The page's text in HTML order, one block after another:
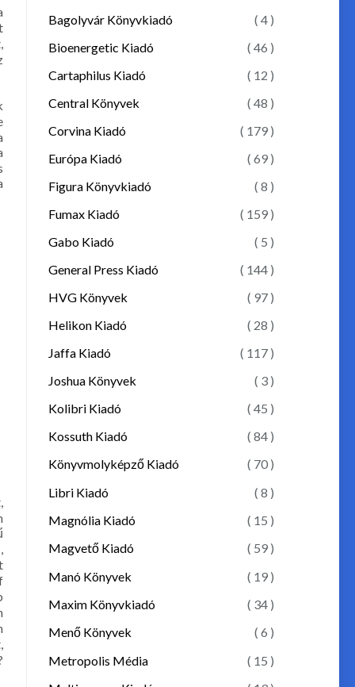
Bagolyvár Könyvkiadó
( 4 )
Bioenergetic Kiadó
( 46 )
Cartaphilus Kiadó
( 12 )
Central Könyvek
( 48 )
Corvina Kiadó
( 179 )
Európa Kiadó
( 69 )
Figura Könyvkiadó
( 8 )
Fumax Kiadó
( 159 )
Gabo Kiadó
( 5 )
General Press Kiadó
( 144 )
HVG Könyvek
( 97 )
Helikon Kiadó
( 28 )
Jaffa Kiadó
( 117 )
Joshua Könyvek
( 3 )
Kolibri Kiadó
( 45 )
Kossuth Kiadó
( 84 )
Könyvmolyképző Kiadó
( 70 )
Libri Kiadó
( 8 )
Magnólia Kiadó
( 15 )
Magvető Kiadó
( 59 )
Manó Könyvek
( 19 )
Maxim Könyvkiadó
( 34 )
Menő Könyvek
( 6 )
Metropolis Média
( 15 )